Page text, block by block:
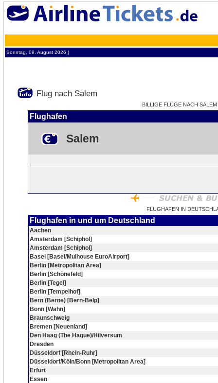
Sonntag, 09. August 2026 ¦
Flug nach Salem
BILLIGE FLÜGE NACH
Flughafen
Salem
FLUGHAFEN IN
Flughafen in und um Deutschland
Aachen
Amsterdam [Schiphol]
Amsterdam [Schiphol]
Basel [Basel/Mulhouse EuroAirport]
Berlin [Metropolitan Area]
Berlin [Schönefeld]
Berlin [Tegel]
Berlin [Tempelhof]
Bern (Berne) [Bern-Belp]
Bonn [Wahn]
Braunschweig
Bremen [Neuenland]
Den Haag (The Hague)/Hilversum
Dresden
Düsseldorf [Rhein-Ruhr]
Düsseldorf/Köln/Bonn [Metropolitan Area]
Erfurt
Essen